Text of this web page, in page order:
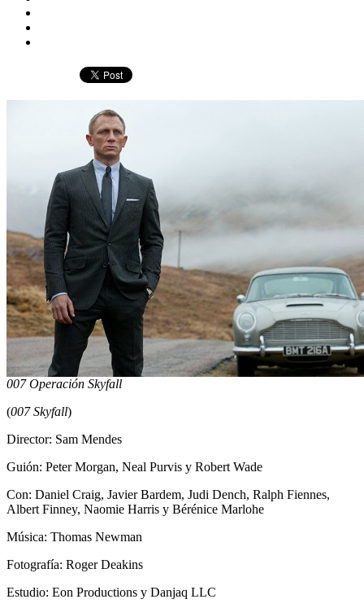
007 Operación Skyfall
(007 Skyfall)
Director: Sam Mendes
Guión: Peter Morgan, Neal Purvis y Robert Wade
Con: Daniel Craig, Javier Bardem, Judi Dench, Ralph Fiennes,
Albert Finney, Naomie Harris y Bérénice Marlohe
Música: Thomas Newman
Fotografía: Roger Deakins
Estudio: Eon Productions y Danjaq LLC